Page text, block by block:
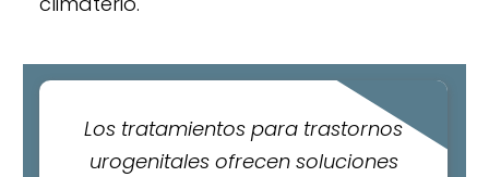
Los tratamientos para trastornos
urogenitales ofrecen soluciones